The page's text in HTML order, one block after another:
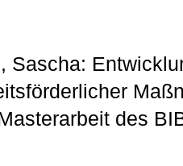
Sascha:
des